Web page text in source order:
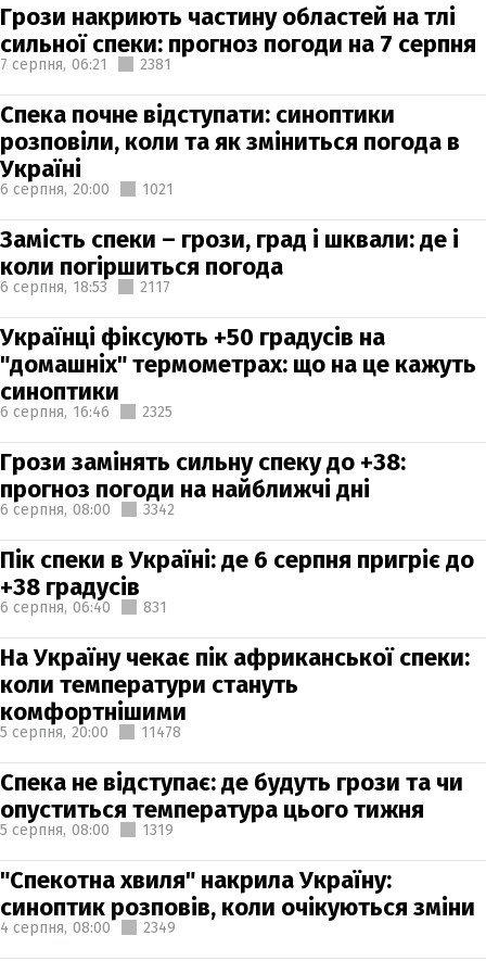
Грози накриють частину областей на тлі
сильної спеки: прогноз погоди на 7 серпня
7 серпня, 06:21 2381
Спека почне відступати: синоптики
розповіли, коли та як зміниться погода в
Україні
6 серпня, 20:00 1021
Замість спеки – грози, град і шквали: де і
коли погіршиться погода
6 серпня, 18:53 2117
Українці фіксують +50 градусів на
"домашніх" термометрах: що на це кажуть
синоптики
6 серпня, 16:46 2325
Грози замінять сильну спеку до +38:
прогноз погоди на найближчі дні
6 серпня, 08:00 3342
Пік спеки в Україні: де 6 серпня пригріє до
+38 градусів
6 серпня, 06:40 831
На Україну чекає пік африканської спеки:
коли температури стануть
комфортнішими
5 серпня, 20:00 11478
Спека не відступає: де будуть грози та чи
опуститься температура цього тижня
5 серпня, 08:00 1319
"Спекотна хвиля" накрила Україну:
синоптик розповів, коли очікуються зміни
4 серпня, 08:00 2349